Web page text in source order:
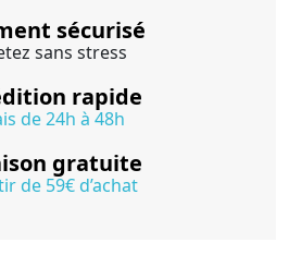
sécurisé
sans stress
rapide
de 24h à 48h
gratuite
de 59€ d’achat